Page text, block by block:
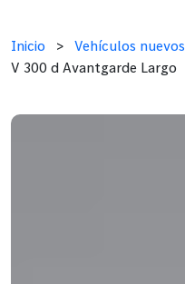
Inicio > Vehículos nuevos
V 300 d Avantgarde Largo